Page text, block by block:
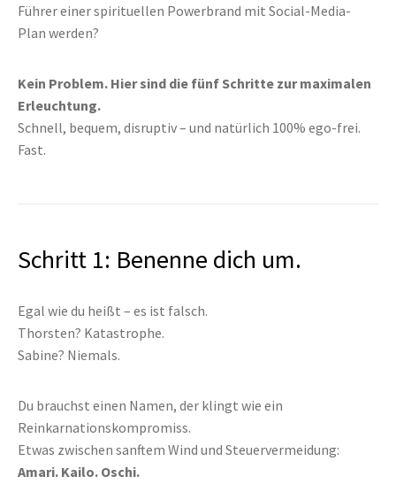
Führer einer spirituellen Powerbrand mit Social-Media-
Plan werden?
Kein Problem. Hier sind die fünf Schritte zur maximalen
Erleuchtung.
Schnell, bequem, disruptiv – und natürlich 100% ego-frei.
Fast.
Schritt 1: Benenne dich um.
Egal wie du heißt – es ist falsch.
Thorsten? Katastrophe.
Sabine? Niemals.
Du brauchst einen Namen, der klingt wie ein
Reinkarnationskompromiss.
Etwas zwischen sanftem Wind und Steuervermeidung:
Amari. Kailo. Oschi.